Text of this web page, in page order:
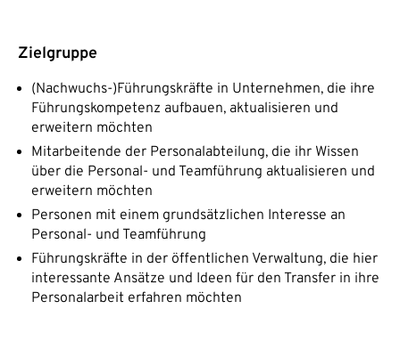
Zielgruppe
(Nachwuchs-)Führungskräfte in Unternehmen, die ihre
Führungskompetenz aufbauen, aktualisieren und
erweitern möchten
Mitarbeitende der Personalabteilung, die ihr Wissen
über die Personal- und Teamführung aktualisieren und
erweitern möchten
Personen mit einem grundsätzlichen Interesse an
Personal- und Teamführung
Führungskräfte in der öffentlichen Verwaltung, die hier
interessante Ansätze und Ideen für den Transfer in ihre
Personalarbeit erfahren möchten